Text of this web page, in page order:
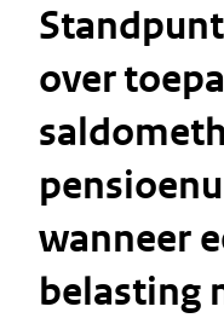
over
wanneer
belasting